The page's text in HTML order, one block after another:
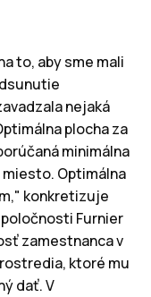
to, aby sme mali
nejaká
plocha za
minimálna
miesto. Optimálna
konkretizuje
Furnier
zamestnanca v
ktoré mu
dať. V